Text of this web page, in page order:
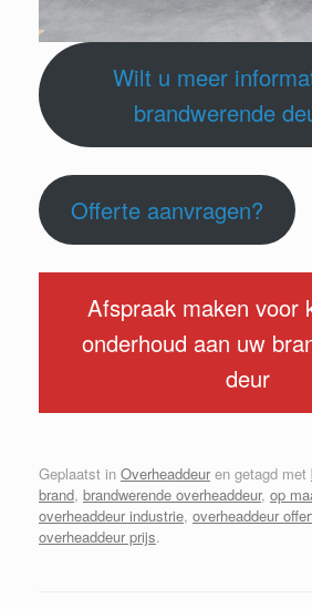
Wilt u meer
brandwerende
Offerte aanvragen?
Afspraak maken voor
onderhoud aan uw
deur
Geplaatst in Overheaddeur en getagd met
brand, brandwerende overheaddeur, op
overheaddeur industrie, overheaddeur
overheaddeur prijs.